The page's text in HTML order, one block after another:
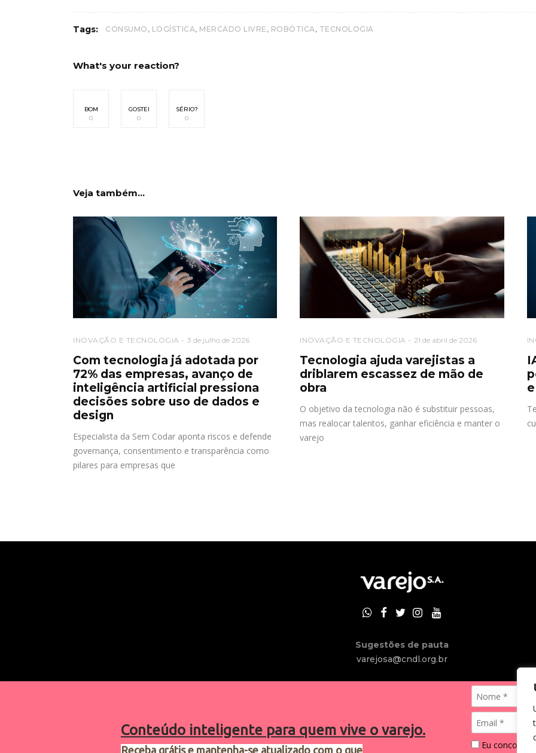
Conteúdo inteligente para quem vive o varejo.
Receba grátis e mantenha-se atualizado com o que Eu concordo
Tags: CONSUMO , LOGÍSTICA, MERCADO LIVRE , ROBÓTICA , TECNOLOGIA
What's your reaction?
BOM
0
GOSTEI
0
SÉRIO?
0
Veja também...
INOVAÇÃO E TECNOLOGIA 3 de julho de 2026
Com tecnologia já adotada por
72% das empresas, avanço de
inteligência artificial pressiona
decisões sobre uso de dados e
design
Especialista da Sem Codar aponta riscos e defende
governança, consentimento e transparência como
pilares para empresas que
INOVAÇÃO E TECNOLOGIA 21 de abril de 2026
Tecnologia ajuda varejistas a
driblarem escassez de mão de
obra
O objetivo da tecnologia não é substituir pessoas,
mas realocar talentos, ganhar eficiência e manter o
varejo
Sugestões de pauta
varejosa@cndl.org.br